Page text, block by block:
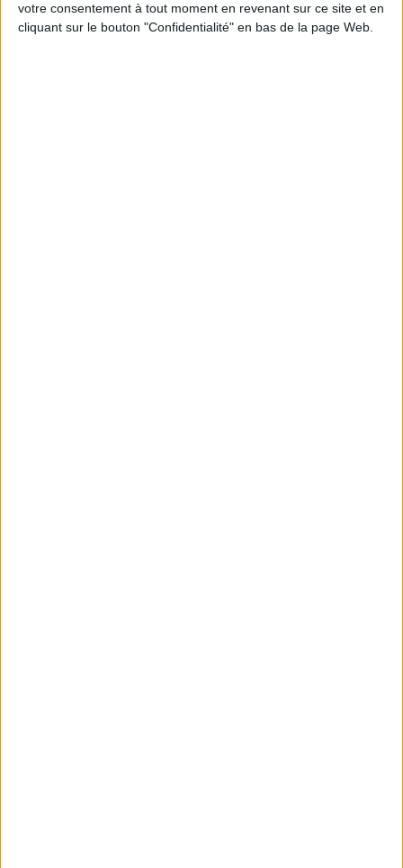
votre consentement à tout moment en revenant sur ce site et en
cliquant sur le bouton "Confidentialité" en bas de la page Web.